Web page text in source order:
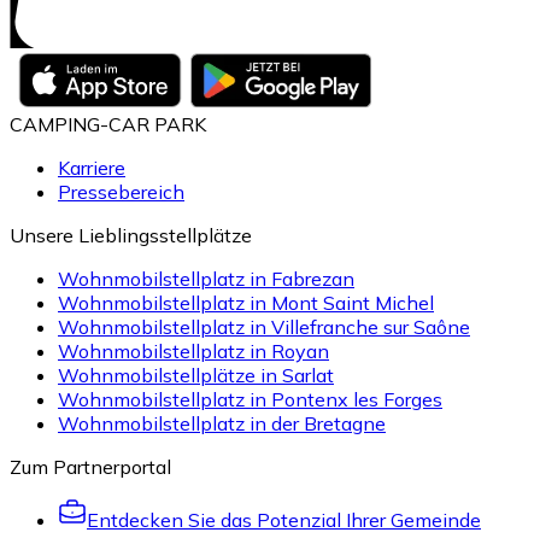
CAMPING-CAR PARK
Karriere
Pressebereich
Unsere Lieblingsstellplätze
Wohnmobilstellplatz in Fabrezan
Wohnmobilstellplatz in Mont Saint Michel
Wohnmobilstellplatz in Villefranche sur Saône
Wohnmobilstellplatz in Royan
Wohnmobilstellplätze in Sarlat
Wohnmobilstellplatz in Pontenx les Forges
Wohnmobilstellplatz in der Bretagne
Zum Partnerportal
Entdecken Sie das Potenzial Ihrer Gemeinde